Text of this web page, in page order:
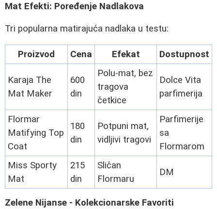
Mat Efekti: Poređenje Nadlakova
Tri popularna matirajuća nadlaka u testu:
Proizvod Cena Efekat Dostupnost
Karaja The
Mat Maker
600
din
Polu-mat, bez
tragova
četkice
Dolce Vita
parfimerija
Flormar
Matifying Top
Coat
180
din
Potpuni mat,
vidljivi tragovi
Parfimerije
sa
Flormarom
Miss Sporty
Mat
215
din
Sličan
Flormaru
DM
Zelene Nijanse - Kolekcionarske Favoriti